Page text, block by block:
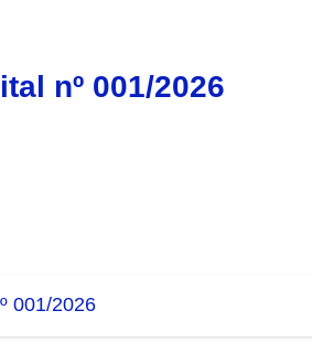
nº 001/2026
001/2026